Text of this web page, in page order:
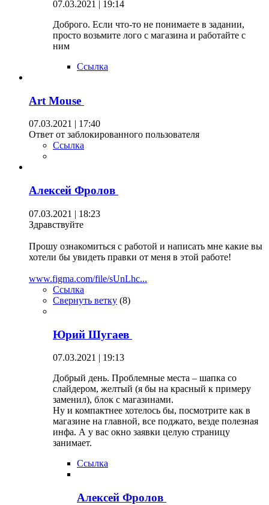
07.03.2021 | 19:14
Доброго. Если что-то не понимаете в задании,
просто возьмите лого с магазина и работайте с
ним
Ссылка
Art Mouse
07.03.2021 | 17:40
Ответ от заблокированного пользователя
Ссылка
Алексей Фролов
07.03.2021 | 18:23
Здравствуйте
Прошу ознакомиться с работой и написать мне какие вы
хотели бы увидеть правки от меня в этой работе!
www.figma.com/file/sUnLhc...
Ссылка
Свернуть ветку (8)
Юрий Шугаев
07.03.2021 | 19:13
Добрый день. Проблемные места – шапка со
слайдером, желтый (я бы на красный к примеру
заменил), блок с магазинами.
Ну и компактнее хотелось бы, посмотрите как в
магазине на главной, все поджато, везде полезная
инфа. А у вас окно заявки целую страницу
занимает.
Ссылка
Алексей Фролов